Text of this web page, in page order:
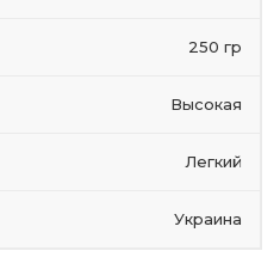
250 гр
Высокая
Легкий
Украина